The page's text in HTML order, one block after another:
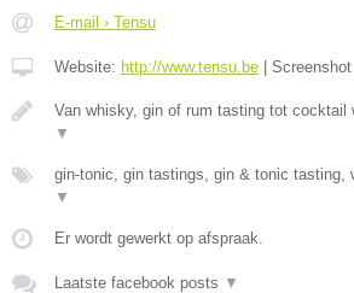
E-mail › Tensu
Website: http://www.tensu.be Screenshot
Van whisky, gin of rum tasting tot cocktail
▼
gin-tonic, gin tastings, gin & tonic tasting,
▼
Er wordt gewerkt op afspraak.
Laatste facebook posts ▼